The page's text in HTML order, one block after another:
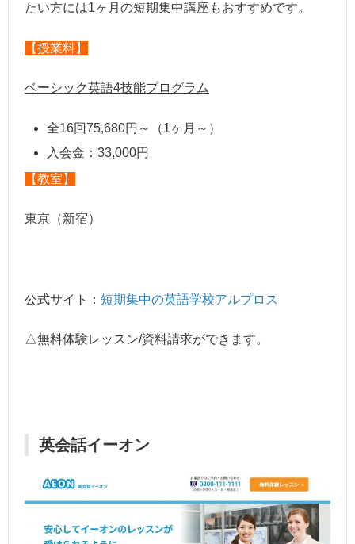
たい方には1ヶ月の短期集中講座もおすすめです。
【授業料】
ベーシック英語4技能プログラム
全16回75,680円～（1ヶ月～）
入会金：33,000円
【教室】
東京（新宿）
公式サイト： 短期集中の英語学校アルプロス
△無料体験レッスン/資料請求ができます。
英会話イーオン